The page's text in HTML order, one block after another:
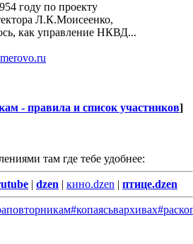
году по проекту
Л.К.Моисеенко,
как управление НКВД...
- правила и список участников]
там где тебе удобнее:
| dzen | кино.dzen | птице.dzen
#копаясьвархивах